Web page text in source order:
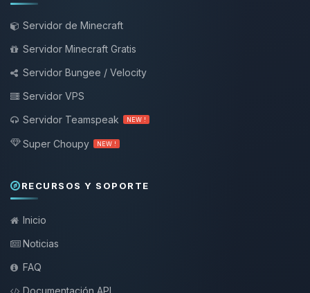
Servidor de Minecraft
Servidor Minecraft Gratis
Servidor Bungee / Velocity
Servidor VPS
Servidor Teamspeak
NEW !
Super Choupy NEW !
RECURSOS Y SOPORTE
Inicio
Noticias
FAQ
Documentación API